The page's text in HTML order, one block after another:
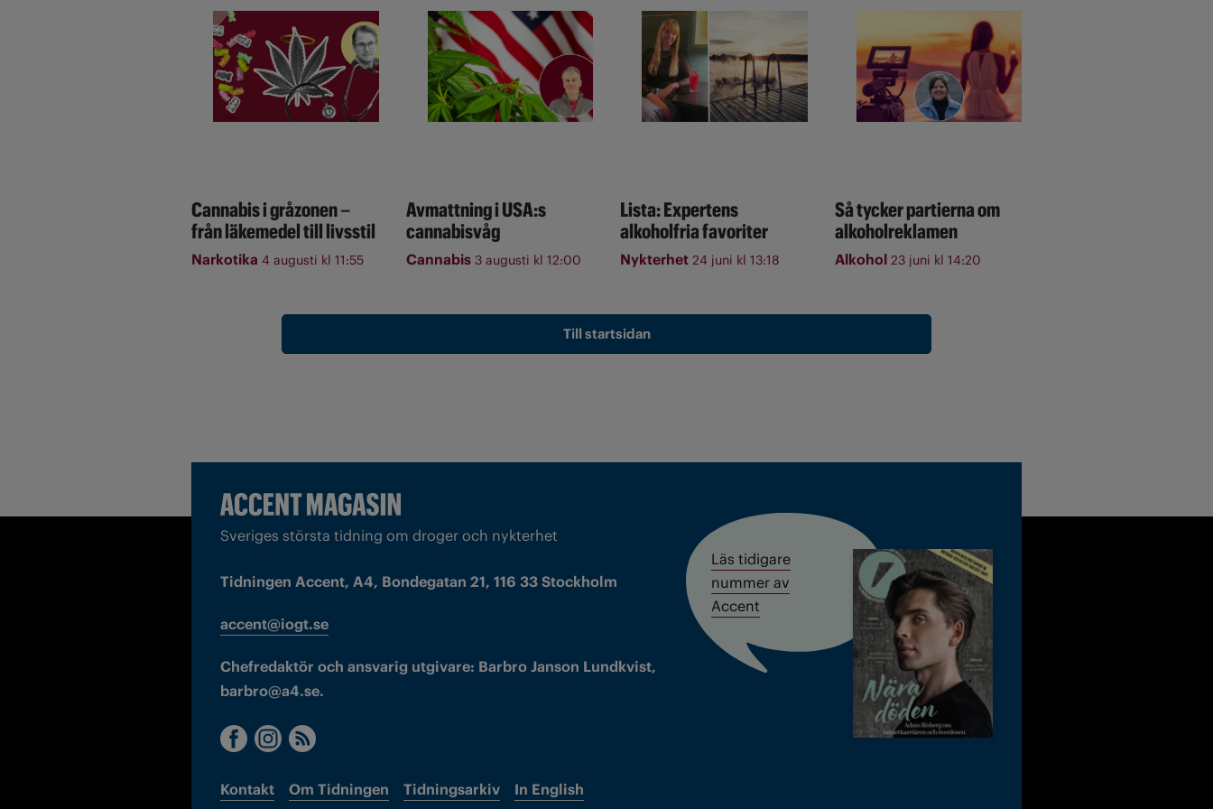
Cannabis i gråzonen –
från läkemedel till livsstil
Narkotika 4 augusti kl 11:55
Avmattning i USA:s
cannabisvåg
Cannabis 3 augusti kl 12:00
Lista: Expertens
alkoholfria favoriter
Nykterhet 24 juni kl 13:18
Så tycker partierna om
alkoholreklamen
Alkohol 23 juni kl 14:20
Till startsidan
Sveriges största tidning om droger och nykterhet
Tidningen Accent, A4, Bondegatan 21, 116 33 Stockholm
accent@iogt.se
Chefredaktör och ansvarig utgivare: Barbro Janson Lundkvist,
barbro@a4.se.
Kontakt Om Tidningen Tidningsarkiv In English
Läs tidigare
nummer av
Accent